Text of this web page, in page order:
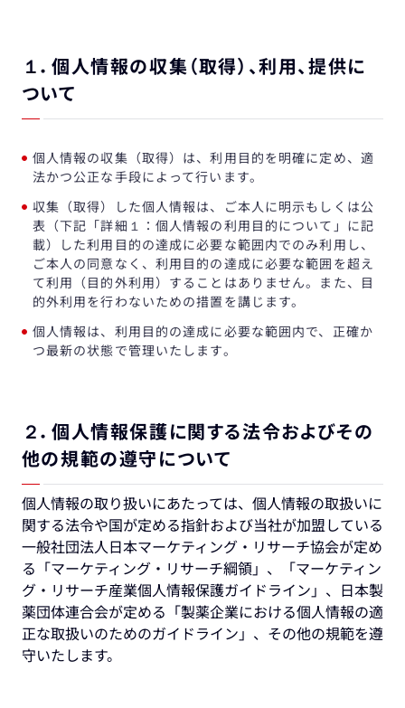
１．個人情報の収集（取得）、利用、提供に
ついて
個人情報の収集（取得）は、利用目的を明確に定め、適
法かつ公正な手段によって行います。
収集（取得）した個人情報は、ご本人に明示もしくは公
表（下記「詳細１：個人情報の利用目的について」に記
載）した利用目的の達成に必要な範囲内でのみ利用し、
ご本人の同意なく、利用目的の達成に必要な範囲を超え
て利用（目的外利用）することはありません。また、目
的外利用を行わないための措置を講じます。
個人情報は、利用目的の達成に必要な範囲内で、正確か
つ最新の状態で管理いたします。
２．個人情報保護に関する法令およびその
他の規範の遵守について
個人情報の取り扱いにあたっては、個人情報の取扱いに
関する法令や国が定める指針および当社が加盟している
一般社団法人日本マーケティング・リサーチ協会が定め
る「マーケティング・リサーチ綱領」、「マーケティン
グ・リサーチ産業個人情報保護ガイドライン」、日本製
薬団体連合会が定める「製薬企業における個人情報の適
正な取扱いのためのガイドライン」、その他の規範を遵
守いたします。